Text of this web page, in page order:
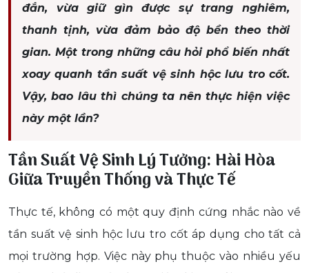
đắn, vừa giữ gìn được sự trang nghiêm,
thanh tịnh, vừa đảm bảo độ bền theo thời
gian. Một trong những câu hỏi phổ biến nhất
xoay quanh tần suất vệ sinh hộc lưu tro cốt.
Vậy, bao lâu thì chúng ta nên thực hiện việc
này một lần?
Tần Suất Vệ Sinh Lý Tưởng: Hài Hòa
Giữa Truyền Thống và Thực Tế
Thực tế, không có một quy định cứng nhắc nào về
tần suất vệ sinh hộc lưu tro cốt áp dụng cho tất cả
mọi trường hợp. Việc này phụ thuộc vào nhiều yếu